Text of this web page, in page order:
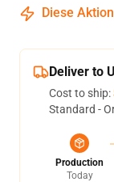
Diese
Deliver to
Cost to ship:
Standard -
Production
Today